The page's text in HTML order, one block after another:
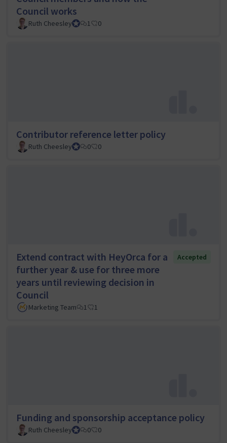
Council works
Ruth CheesleyMautic Project Lead
1 0
Contributor reference letter policy
Ruth CheesleyMautic Project Lead
0 0
Extend contract with HeyOrca for a
further year & use for three more
years until reviewing decision in
Council
Accepted
Marketing Team 1 1
Funding and sponsorship acceptance policy
Ruth CheesleyMautic Project Lead
0 0